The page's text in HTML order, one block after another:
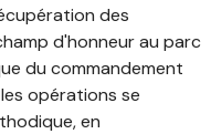
des
d'honneur au parc
du commandement
opérations se
en